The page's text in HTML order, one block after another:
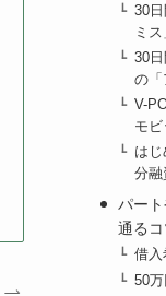
30
ミス
30
の「
V-
モビ
は
分融
パー
通るコ
借入
50